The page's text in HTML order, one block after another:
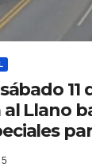
11
Llano